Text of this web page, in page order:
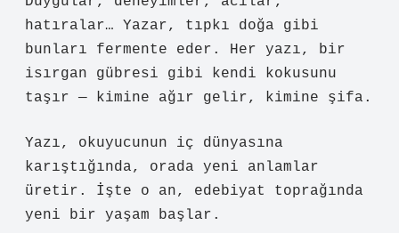
hatıralar… Yazar, tıpkı doğa gibi
bunları fermente eder. Her yazı, bir
isırgan gübresi gibi kendi kokusunu
taşır — kimine ağır gelir, kimine şifa.
Yazı, okuyucunun iç dünyasına
karıştığında, orada yeni anlamlar
üretir. İşte o an, edebiyat toprağında
yeni bir yaşam başlar.